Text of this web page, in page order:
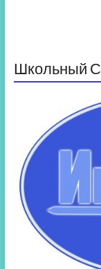
Школьный